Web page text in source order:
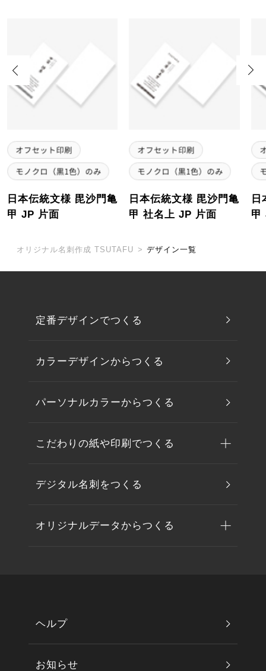
日本伝統文様 毘沙門亀
甲 JP 片面
日本伝統文様 毘沙門亀
甲 社名上 JP 片面
日
甲
Previous
オリジナル名刺作成 TSUTAFU > デザイン一覧
定番デザインでつくる
カラーデザインからつくる
パーソナルカラーからつくる
こだわりの紙や印刷でつくる
デジタル名刺をつくる
オリジナルデータからつくる
ヘルプ
お知らせ